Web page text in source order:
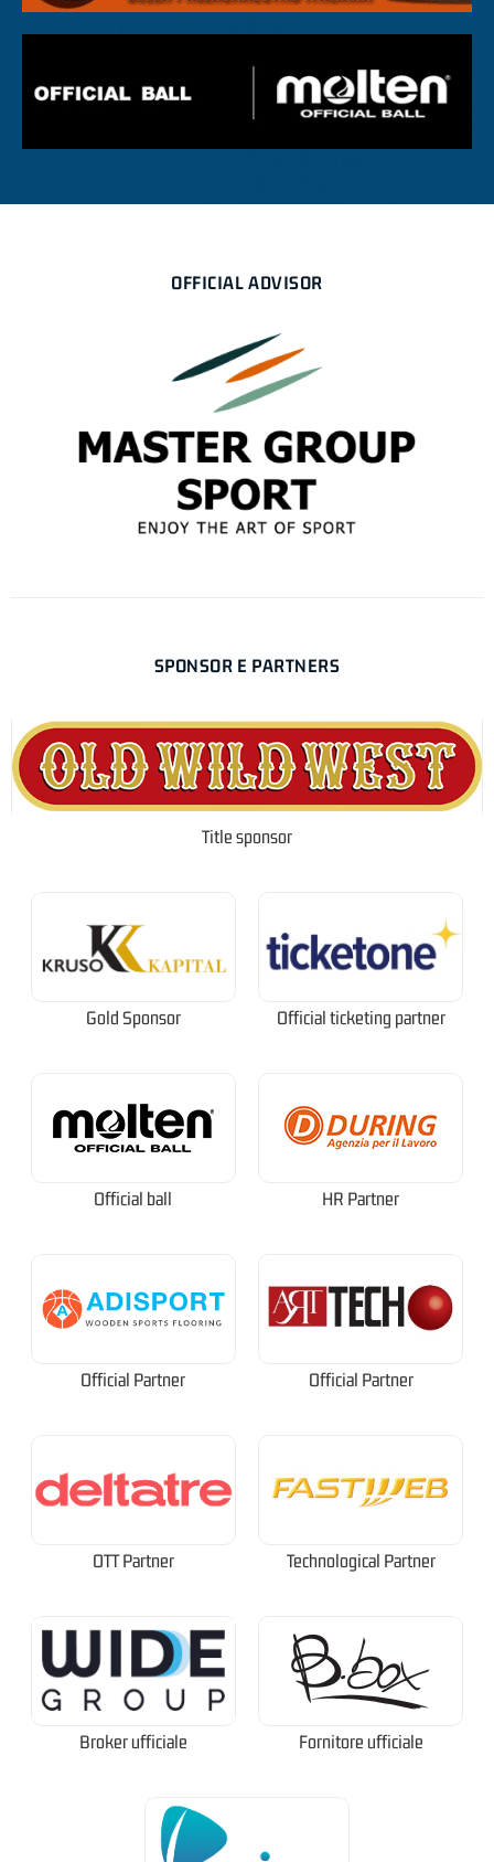
OFFICIAL ADVISOR
SPONSOR E PARTNERS
Title sponsor
Gold Sponsor Official ticketing partner
Official ball HR Partner
Official Partner Official Partner
OTT Partner Technological Partner
Broker ufficiale Fornitore ufficiale